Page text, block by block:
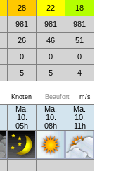
28 22
18
981 981
981
26 46
51
0 0
0
5 5 4
Knoten Beaufort m/s
Ma.
10.
05h
Ma.
10.
08h
Ma.
10.
11h